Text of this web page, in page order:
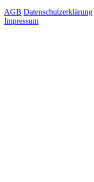
AGB Datenschutzerklärung
Impressum